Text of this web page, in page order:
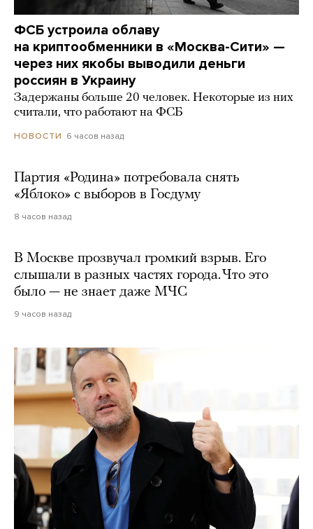
ФСБ устроила облаву
на криптообменники в «Москва-Сити» —
через них якобы выводили деньги
россиян в Украину
Задержаны больше 20 человек. Некоторые из них
считали, что работают на ФСБ
НОВОСТИ 6 часов назад
Партия «Родина» потребовала снять
«Яблоко» с выборов в Госдуму
8 часов назад
В Москве прозвучал громкий взрыв. Его
слышали в разных частях города. Что это
было — не знает даже МЧС
9 часов назад